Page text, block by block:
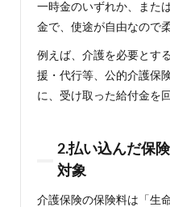
一時金のいずれか、また
金で、使途が自由なので
例えば、介護を必要とす
援・代行等、公的介護保
に、受け取った給付金を
2.払い込んだ保
対象
介護保険の保険料は「生